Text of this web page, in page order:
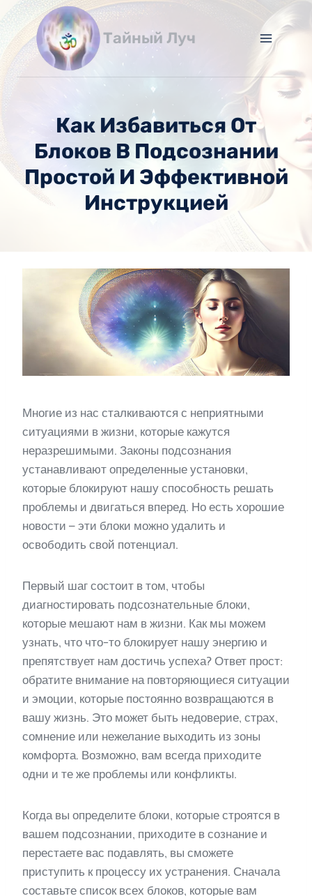
Перейти
содержимому
Тайный Луч
Как Избавиться От
Блоков В Подсознании
Простой И Эффективной
Инструкцией
Многие из нас сталкиваются с неприятными
ситуациями в жизни, которые кажутся
неразрешимыми. Законы подсознания
устанавливают определенные установки,
которые блокируют нашу способность решать
проблемы и двигаться вперед. Но есть хорошие
новости – эти блоки можно удалить и
освободить свой потенциал.
Первый шаг состоит в том, чтобы
диагностировать подсознательные блоки,
которые мешают нам в жизни. Как мы можем
узнать, что что-то блокирует нашу энергию и
препятствует нам достичь успеха? Ответ прост:
обратите внимание на повторяющиеся ситуации
и эмоции, которые постоянно возвращаются в
вашу жизнь. Это может быть недоверие, страх,
сомнение или нежелание выходить из зоны
комфорта. Возможно, вам всегда приходите
одни и те же проблемы или конфликты.
Когда вы определите блоки, которые строятся в
вашем подсознании, приходите в сознание и
перестаете вас подавлять, вы сможете
приступить к процессу их устранения. Сначала
составьте список всех блоков, которые вам